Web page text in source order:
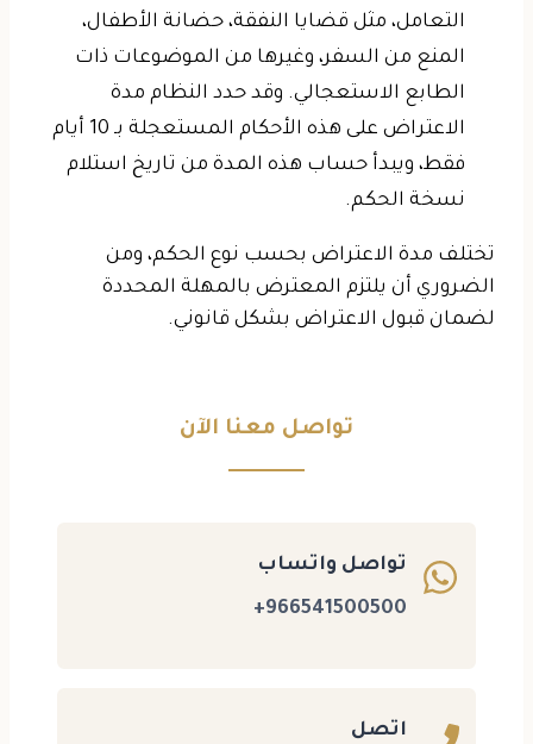
التعامل، مثل قضايا النفقة، حضانة الأطفال،
المنع من السفر، وغيرها من الموضوعات ذات
الطابع الاستعجالي. وقد حدد النظام مدة
الاعتراض على هذه الأحكام المستعجلة بـ 10 أيام
فقط، ويبدأ حساب هذه المدة من تاريخ استلام
نسخة الحكم.
تختلف مدة الاعتراض بحسب نوع الحكم، ومن
الضروري أن يلتزم المعترض بالمهلة المحددة
لضمان قبول الاعتراض بشكل قانوني.
تواصل معنا الآن
تواصل واتساب
966541500500+
اتصل